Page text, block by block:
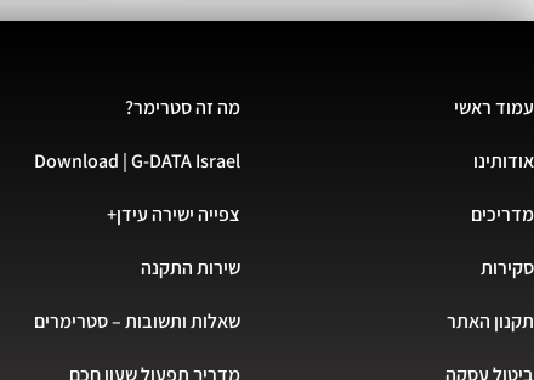
עמוד ראשי
אודותינו
מדריכים
סקירות
תקנון האתר
ביטול עסקה
מה זה סטרימר?
Download | G-DATA Israel
צפייה ישירה עידן+
שירות התקנה
שאלות ותשובות – סטרימרים
מדריך תפעול שעון חכם